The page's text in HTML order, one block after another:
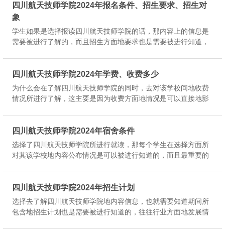
绍所进行关注。...
四川航天技师学院2024年报名条件、招生要求、招生对
象
学生如果是选择报读四川航天技师学院的话，那内容上的信息是
需要被进行了解的，而且招生方面地要求也是需要被进行知道，
报读才有把握。...
四川航天技师学院2024年学费、收费多少
为什么会在了解四川航天技师学院的同时，去对该学校间地收费
情况所进行了解，这主要是因为收费方面地情况是可以直接地影
贷款的帮助就读。...
四川航天技师学院2024年宿舍条件
选择了四川航天技师学院所进行就读，那每个学生在选择方面所
对其该学校地内容公布情况是可以被进行知道的，而且最重要的
不会太差，都能保...
四川航天技师学院2024年招生计划
选择去了解四川航天技师学院地内容信息，也就需要知道期间所
包含地招生计划也是需要被进行知道的，往往行业方面地发展情